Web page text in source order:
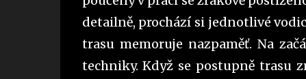
detailně, prochází si jednotlivé
trasu memoruje nazpaměť. Na
techniky. Když se postupně trasu